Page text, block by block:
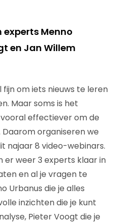
experts Menno
en Jan Willem
om iets nieuws te leren
Maar soms is het
effectiever om de
organiseren we
najaar 8 video-webinars.
er weer 3 experts klaar in
en al je vragen te
Urbanus die je alles
inzichten die je kunt
Pieter Voogt die je